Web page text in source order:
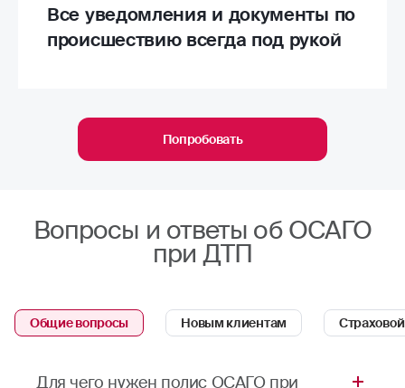
Все уведомления и документы по
происшествию всегда под рукой
Попробовать
Вопросы и ответы об ОСАГО
при ДТП
Общие вопросы Новым клиентам
Для чего нужен полис ОСАГО при